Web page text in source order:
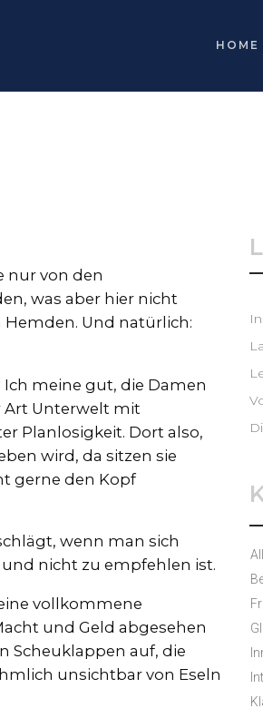
HOME
nur von den
was aber hier nicht
Und natürlich:
meine gut, die Damen
Art Unterwelt mit
Planlosigkeit. Dort also,
wird, da sitzen sie
gerne den Kopf
wenn man sich
nicht zu empfehlen ist.
vollkommene
und Geld abgesehen
Scheuklappen auf, die
unsichtbar von Eseln